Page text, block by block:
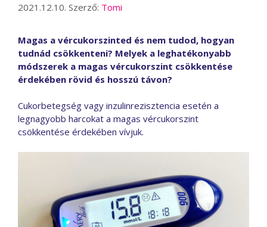
2021.12.10. Szerző: Tomi
Magas a vércukorszinted és nem tudod, hogyan
tudnád csökkenteni? Melyek a leghatékonyabb
módszerek a magas vércukorszint csökkentése
érdekében rövid és hosszú távon?
Cukorbetegség vagy inzulinrezisztencia esetén a
legnagyobb harcokat a magas vércukorszint
csökkentése érdekében vívjuk.